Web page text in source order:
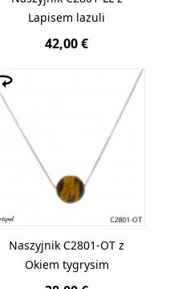
Lapisem lazuli
42,00 €
Naszyjnik C2801-OT z
Okiem tygrysim